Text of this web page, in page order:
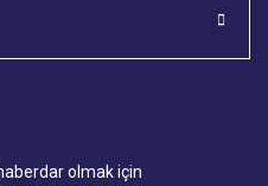
olmak için